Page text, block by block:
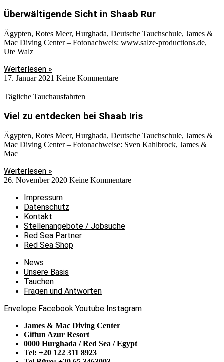
Überwältigende Sicht in Shaab Rur
Ägypten, Rotes Meer, Hurghada, Deutsche Tauchschule, James &
Mac Diving Center – Fotonachweis: www.salze-productions.de,
Ute Walz
Weiterlesen »
17. Januar 2021 Keine Kommentare
Tägliche Tauchausfahrten
Viel zu entdecken bei Shaab Iris
Ägypten, Rotes Meer, Hurghada, Deutsche Tauchschule, James &
Mac Diving Center – Fotonachweise: Sven Kahlbrock, James &
Mac
Weiterlesen »
26. November 2020 Keine Kommentare
Impressum
Datenschutz
Kontakt
Stellenangebote / Jobsuche
Red Sea Partner
Red Sea Shop
News
Unsere Basis
Tauchen
Fragen und Antworten
Envelope Facebook Youtube Instagram
James & Mac Diving Center
Giftun Azur Resort
0000 Hurghada / Red Sea / Egypt
Tel: +20 122 311 8923